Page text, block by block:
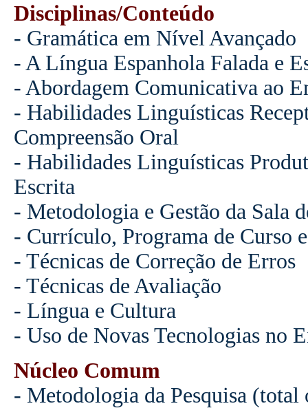
Disciplinas/Conteúdo
- Gramática em Nível Avançado
- A Língua Espanhola Falada e
- Abordagem Comunicativa ao
- Habilidades Linguísticas
Compreensão Oral
- Habilidades Linguísticas
Escrita
- Metodologia e Gestão da Sala
- Currículo, Programa de Curso
- Técnicas de Correção de Erros
- Técnicas de Avaliação
- Língua e Cultura
- Uso de Novas Tecnologias no
Núcleo Comum
- Metodologia da Pesquisa